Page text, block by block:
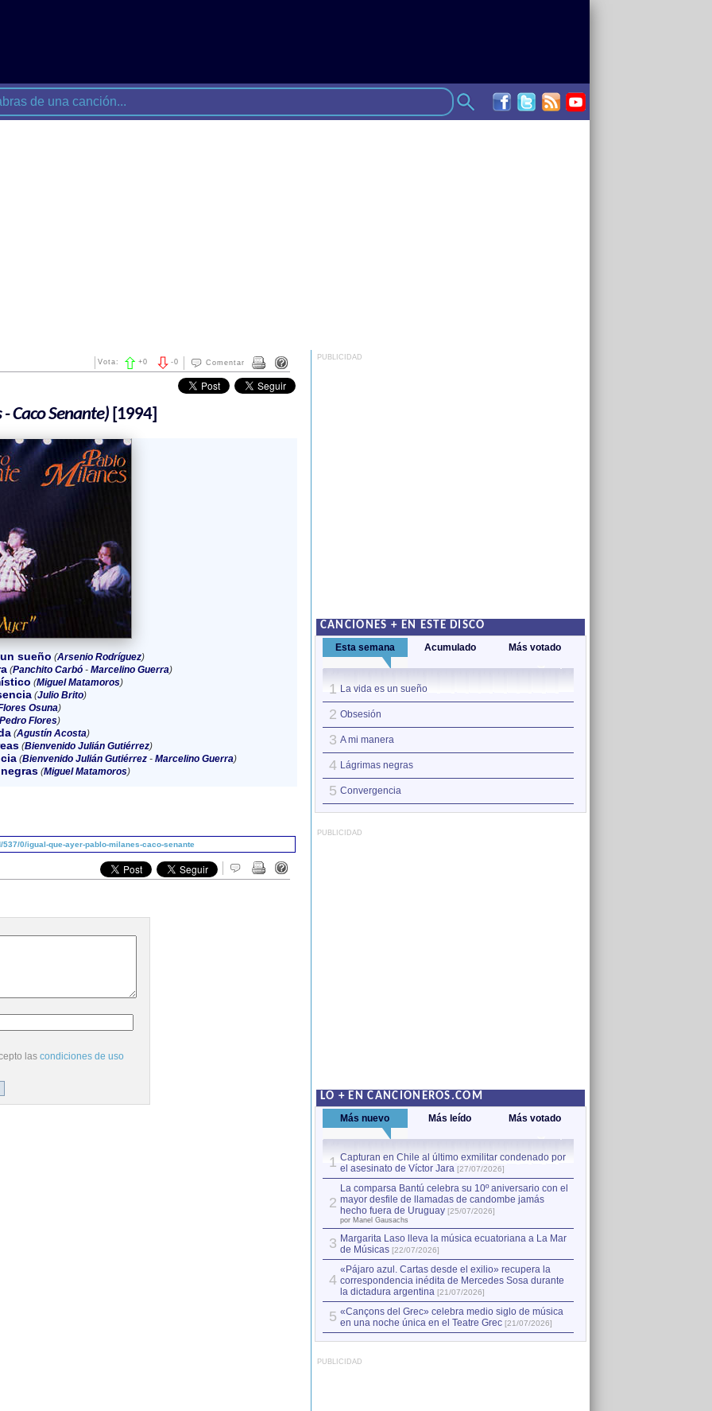
Comentar
-0
Vota: +0
Caco Senante)[1994]
sueño (Arsenio Rodríguez)
(Panchito Carbó- Marcelino Guerra)
(Miguel Matamoros)
(Julio Brito)
Osuna)
Flores)
(Agustín Acosta)
(Bienvenido Julián Gutiérrez)
(Bienvenido Julián Gutiérrez- Marcelino Guerra)
(Miguel Matamoros)
0/igual-que-ayer-pablo-milanes-caco-senante
las condiciones de uso
PUBLICIDAD
CANCIONES + EN ESTE DISCO
Esta semana Acumulado Más votado
1 La vida es un sueño
2 Obsesión
3 A mi manera
4 Lágrimas negras
5 Convergencia
PUBLICIDAD
LO + EN CANCIONEROS.COM
Más nuevo Más leído Más votado
1 Capturan en Chile al último exmilitar condenado por
el asesinato de Víctor Jara [27/07/2026]
2
La comparsa Bantú celebra su 10º aniversario con el
mayor desfile de llamadas de candombe jamás
hecho fuera de Uruguay [25/07/2026]
por Manel Gausachs
3 Margarita Laso lleva la música ecuatoriana a La Mar
de Músicas [22/07/2026]
4
«Pájaro azul. Cartas desde el exilio» recupera la
correspondencia inédita de Mercedes Sosa durante
la dictadura argentina [21/07/2026]
5 «Cançons del Grec» celebra medio siglo de música
en una noche única en el Teatre Grec [21/07/2026]
PUBLICIDAD